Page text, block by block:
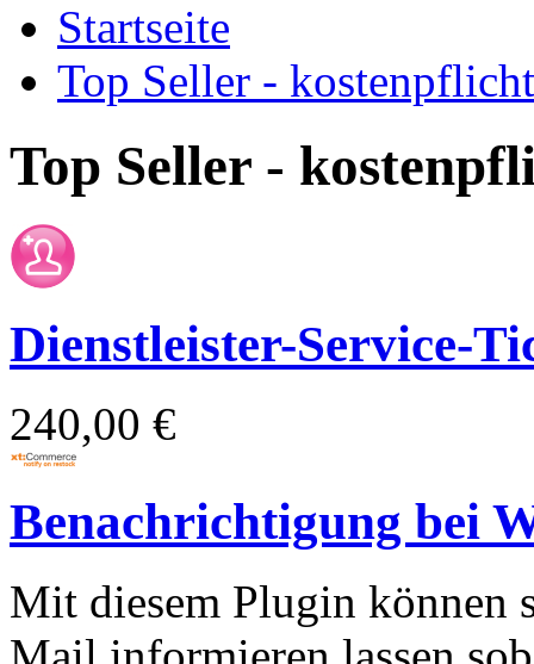
Startseite
Top Seller -
Top Seller -
Dienstleister-Service-
240,00 €
Benachrichtigung bei
Mit diesem Plugin können